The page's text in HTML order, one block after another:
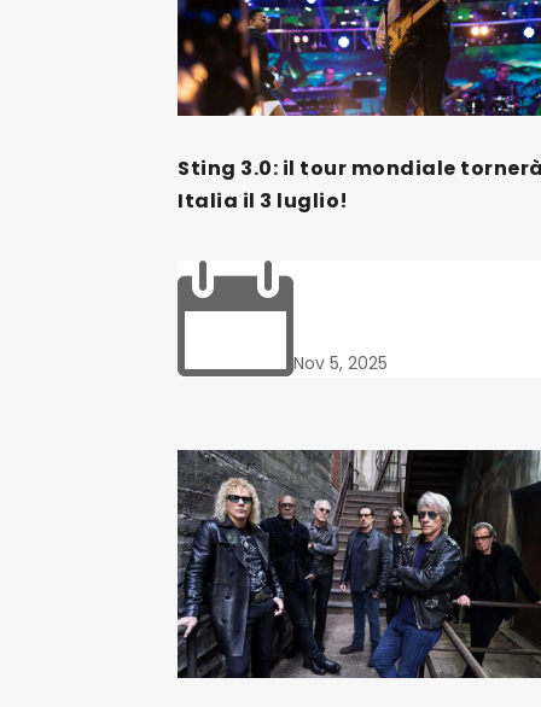
Sting 3.0: il tour mondiale
Italia il 3 luglio!
Nov 5, 2025